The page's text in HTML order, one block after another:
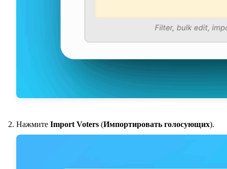
Нажмите Import Voters (Импортировать голосующих).